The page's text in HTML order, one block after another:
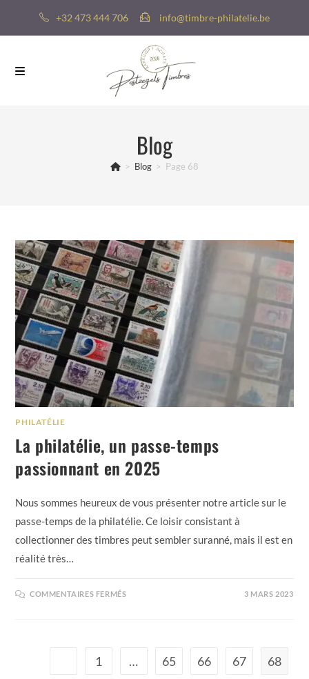
+32 473 444 706 info@timbre-philatelie.be
Blog
> Blog > Page 68
PHILATÉLIE
La philatélie, un passe-temps
passionnant en 2025
Nous sommes heureux de vous présenter notre article sur le
passe-temps de la philatélie. Ce loisir consistant à
collectionner des timbres peut sembler suranné, mais il est en
réalité très…
COMMENTAIRES FERMÉS 3 MARS 2023
1 … 65 66 67 68